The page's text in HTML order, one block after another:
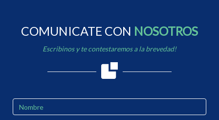
COMUNICATE CON NOSOTROS
Escribinos y te contestaremos a la brevedad!